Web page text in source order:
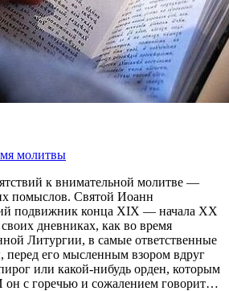
молитвы
к внимательной молитве —
помыслов. Святой Иоанн
подвижник конца XIX — начала XX
дневниках, как во время
Литургии, в самые ответственные
его мысленным взором вдруг
или какой-нибудь орден, которым
он с горечью и сожалением говорит…